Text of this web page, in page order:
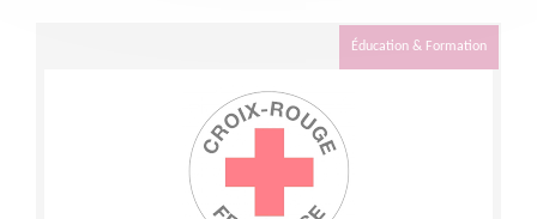
Éducation & Formation